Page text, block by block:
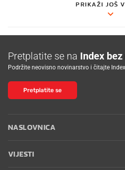
PRIKAŽI JOŠ
Pretplatite se na Index
Podržite neovisno novinarstvo i čitajte
Pretplatite se
NASLOVNICA
VIJESTI